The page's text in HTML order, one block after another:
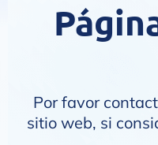
Por favor
sitio web, si